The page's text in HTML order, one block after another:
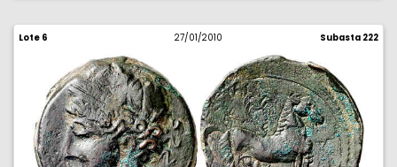
Lote 6 27/01/2010 Subasta 222